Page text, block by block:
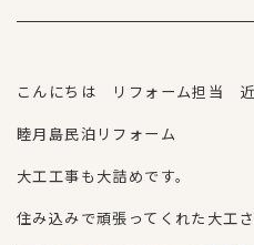
こんにちは リフォーム担当 近
睦月島民泊リフォーム
大工工事も大詰めです。
住み込みで頑張ってくれた大工